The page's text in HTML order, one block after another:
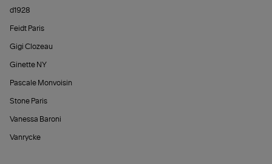
d1928
Feidt Paris
Gigi Clozeau
Ginette NY
Pascale Monvoisin
Stone Paris
Vanessa Baroni
Vanrycke